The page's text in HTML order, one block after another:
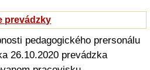
prevádzky
pedagogického prersonálu
26.10.2020 prevádzka